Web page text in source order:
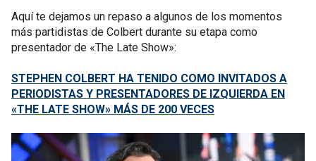
Aquí te dejamos un repaso a algunos de los momentos
más partidistas de Colbert durante su etapa como
presentador de «The Late Show»:
STEPHEN COLBERT HA TENIDO COMO INVITADOS A
PERIODISTAS Y PRESENTADORES DE IZQUIERDA EN
«THE LATE SHOW» MÁS DE 200 VECES